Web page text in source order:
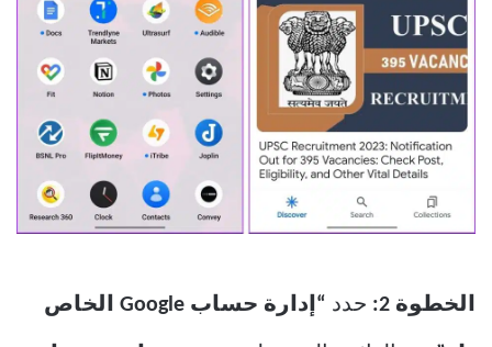
الخطوة 2: حدد “إدارة حساب Google الخاص